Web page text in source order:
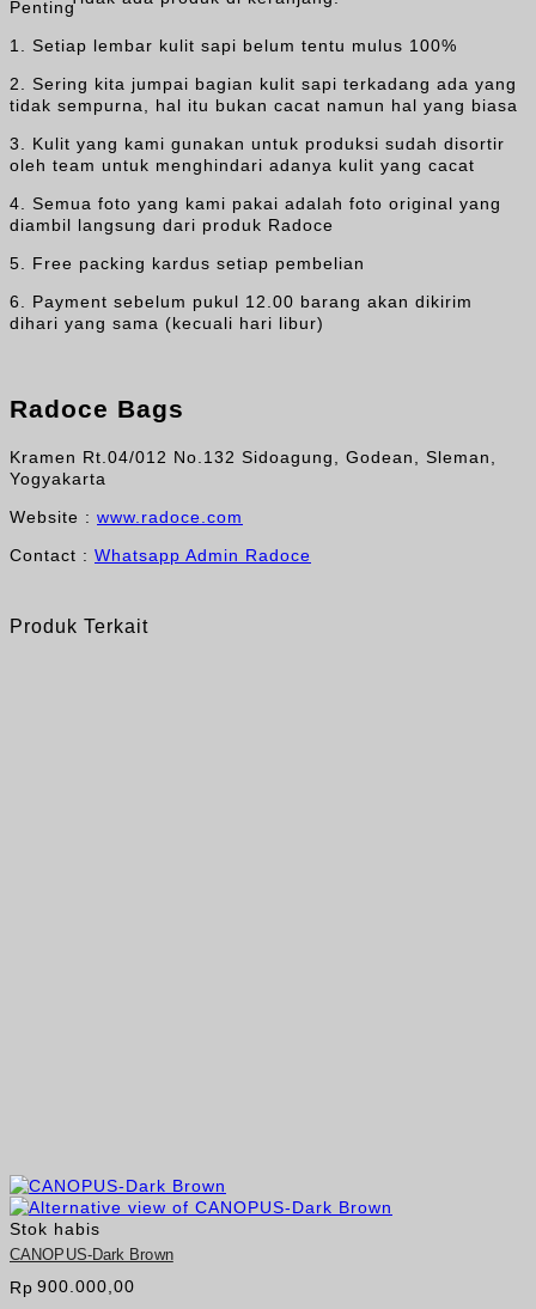
Penting
1. Setiap lembar kulit sapi belum tentu mulus 100%
2. Sering kita jumpai bagian kulit sapi terkadang ada yang
tidak sempurna, hal itu bukan cacat namun hal yang biasa
3. Kulit yang kami gunakan untuk produksi sudah disortir
oleh team untuk menghindari adanya kulit yang cacat
4. Semua foto yang kami pakai adalah foto original yang
diambil langsung dari produk Radoce
5. Free packing kardus setiap pembelian
6. Payment sebelum pukul 12.00 barang akan dikirim
dihari yang sama (kecuali hari libur)
Radoce Bags
Kramen Rt.04/012 No.132 Sidoagung, Godean, Sleman,
Yogyakarta
Website : www.radoce.com
Contact : Whatsapp Admin Radoce
Produk Terkait
Stok habis
CANOPUS-Dark Brown
Rp 900.000,00